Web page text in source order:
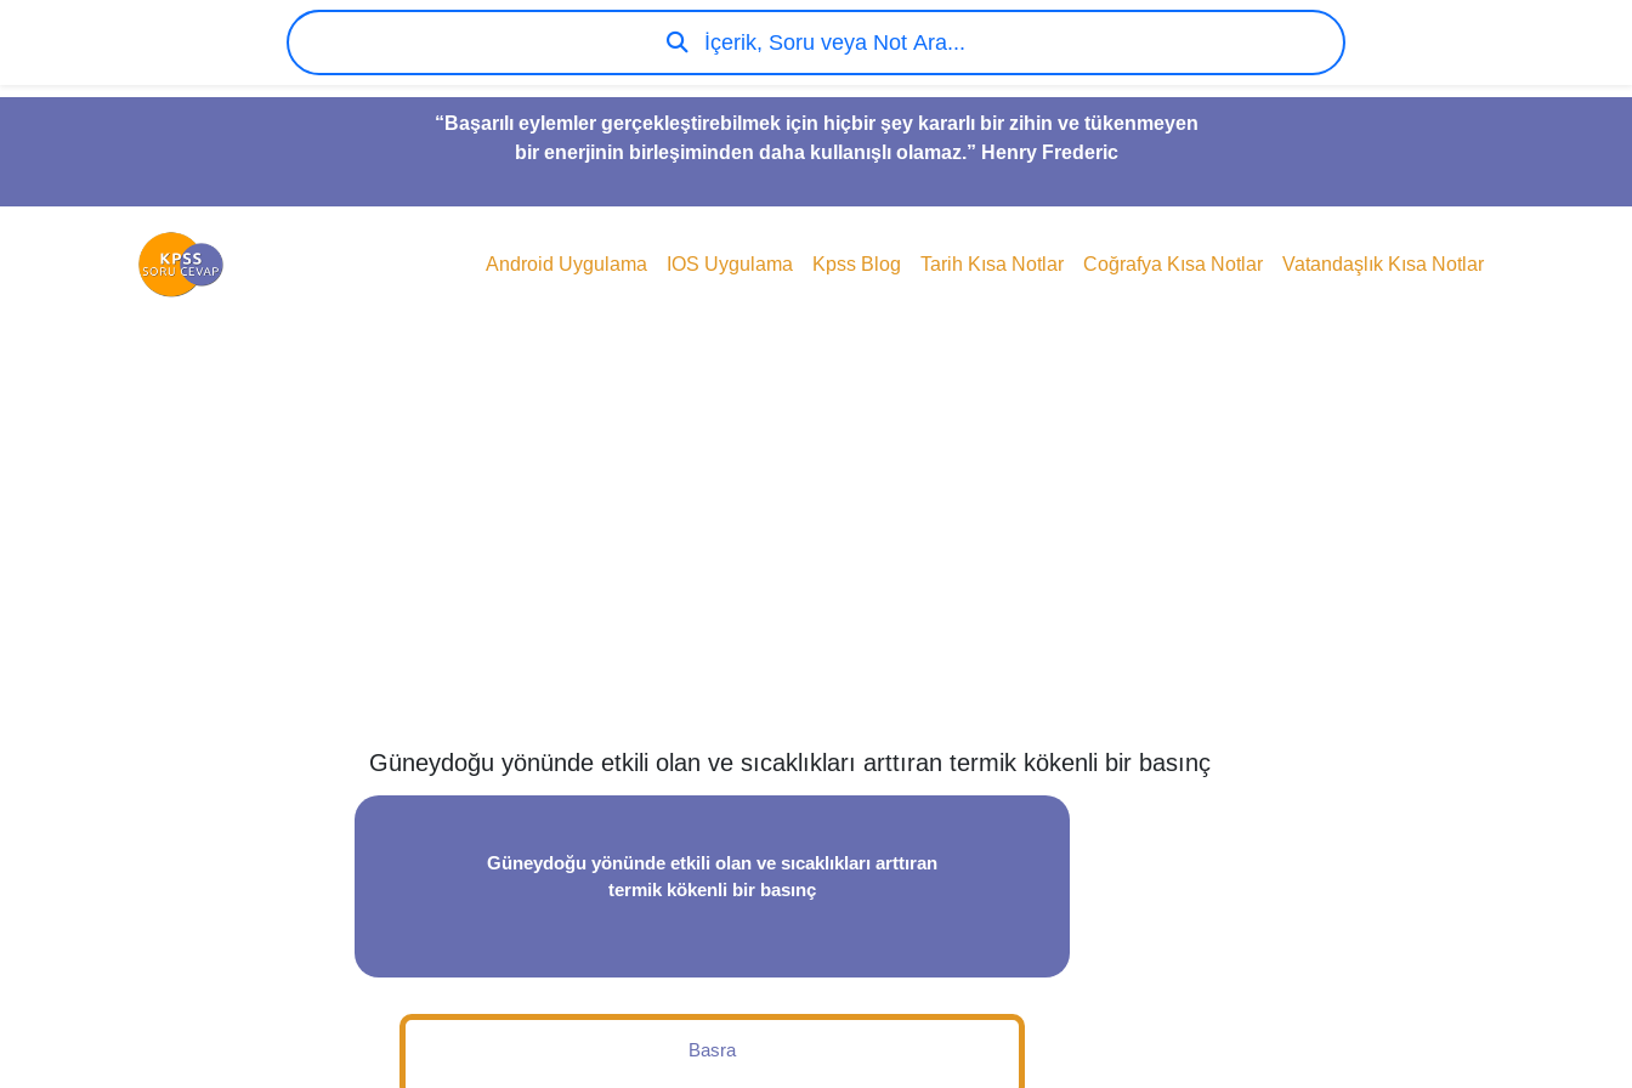
“Başarılı eylemler gerçekleştirebilmek için hiçbir şey kararlı bir zihin ve tükenmeyen
bir enerjinin birleşiminden daha kullanışlı olamaz.” Henry Frederic
İçerik, Soru veya Not Ara...
Android Uygulama IOS Uygulama Kpss Blog Tarih Kısa Notlar Coğrafya Kısa Notlar Vatandaşlık Kısa Notlar
Güneydoğu yönünde etkili olan ve sıcaklıkları arttıran termik kökenli bir basınç
Güneydoğu yönünde etkili olan ve sıcaklıkları arttıran
termik kökenli bir basınç
Basra